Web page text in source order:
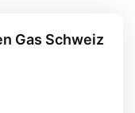
Gas Schweiz